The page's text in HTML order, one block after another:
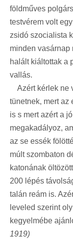
földműves
testvérem volt
zsidó szocialista
minden
halált kiáltottak a
vallás.
Azért kérlek ne
tünetnek, mert az
is s mert azért a
megakadályoz,
az se essék
múlt szombaton
katonának
200 lépés
talán reám is.
leveled szerint
kegyelmébe
1919)